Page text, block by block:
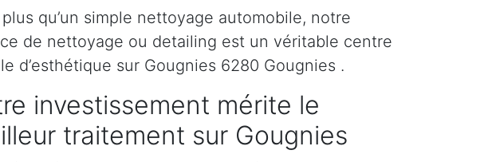
qu’un simple nettoyage automobile, notre
de nettoyage ou detailing est un véritable centre
d’esthétique sur Gougnies 6280 Gougnies .
investissement mérite le
traitement sur Gougnies